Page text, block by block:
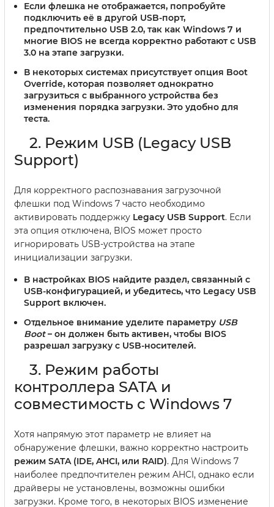
Если флешка не отображается, попробуйте
подключить её в другой USB-порт,
предпочтительно USB 2.0, так как Windows 7 и
многие BIOS не всегда корректно работают с USB
3.0 на этапе загрузки.
В некоторых системах присутствует опция Boot
Override, которая позволяет однократно
загрузиться с выбранного устройства без
изменения порядка загрузки. Это удобно для
теста.
2. Режим USB (Legacy USB
Support)
Для корректного распознавания загрузочной
флешки под Windows 7 часто необходимо
активировать поддержку Legacy USB Support. Если
эта опция отключена, BIOS может просто
игнорировать USB-устройства на этапе
инициализации загрузки.
В настройках BIOS найдите раздел, связанный с
USB-конфигурацией, и убедитесь, что Legacy USB
Support включен.
Отдельное внимание уделите параметру USB
Boot– он должен быть активен, чтобы BIOS
разрешал загрузку с USB-носителей.
3. Режим работы
контроллера SATA и
совместимость с Windows 7
Хотя напрямую этот параметр не влияет на
обнаружение флешки, важно корректно настроить
режим SATA (IDE, AHCI, или RAID). Для Windows 7
наиболее предпочтителен режим AHCI, однако если
драйверы не установлены, возможны ошибки
загрузки. Кроме того, в некоторых BIOS изменение